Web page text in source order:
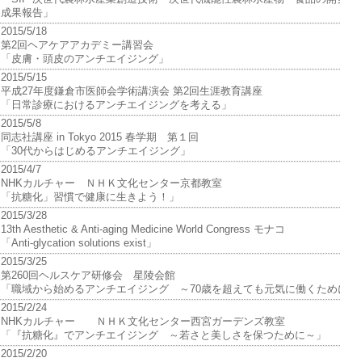
成果報告」
2015/5/18
第2回ヘアケアアカデミー講習会
「皮膚・頭皮のアンチエイジング」
2015/5/15
平成27年度鎌倉市医師会学術講演会 第2回生涯教育講座
「日常診療におけるアンチエイジングを考える」
2015/5/8
同志社講座 in Tokyo 2015 春学期 第１回
「30代からはじめるアンチエイジング」
2015/4/7
NHKカルチャー ＮＨＫ文化センター京都教室
「抗糖化」習慣で健康に生きよう！」
2015/3/28
13th Aesthetic & Anti-aging Medicine World Congress モナコ
「Anti-glycation solutions exist」
2015/3/25
第260回ヘルスケア研修会 星陵会館
「職域から始めるアンチエイジング ～70歳を超えても元気に働くため
2015/2/24
NHKカルチャー ＮＨＫ文化センター西宮ガーデンズ教室
「『抗糖化』でアンチエイジング ～若さと美しさを保つために～」
2015/2/20